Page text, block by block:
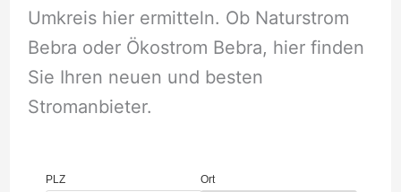
Umkreis hier ermitteln. Ob Naturstrom
Bebra oder Ökostrom Bebra, hier finden
Sie Ihren neuen und besten
Stromanbieter.